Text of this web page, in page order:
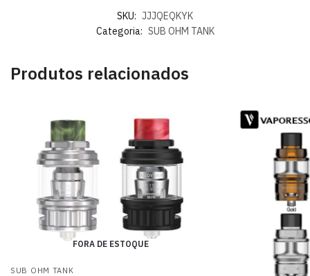
SKU: JJJQEQKYK
Categoria: SUB OHM TANK
Produtos relacionados
FORA DE ESTOQUE
SUB OHM TANK